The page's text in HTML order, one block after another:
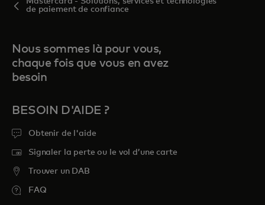
de paiement de confiance
Nous sommes là pour vous,
chaque fois que vous en avez
besoin
BESOIN D'AIDE ?
Obtenir de l'aide
Signaler la perte ou le vol d’une carte
Trouver un DAB
FAQ